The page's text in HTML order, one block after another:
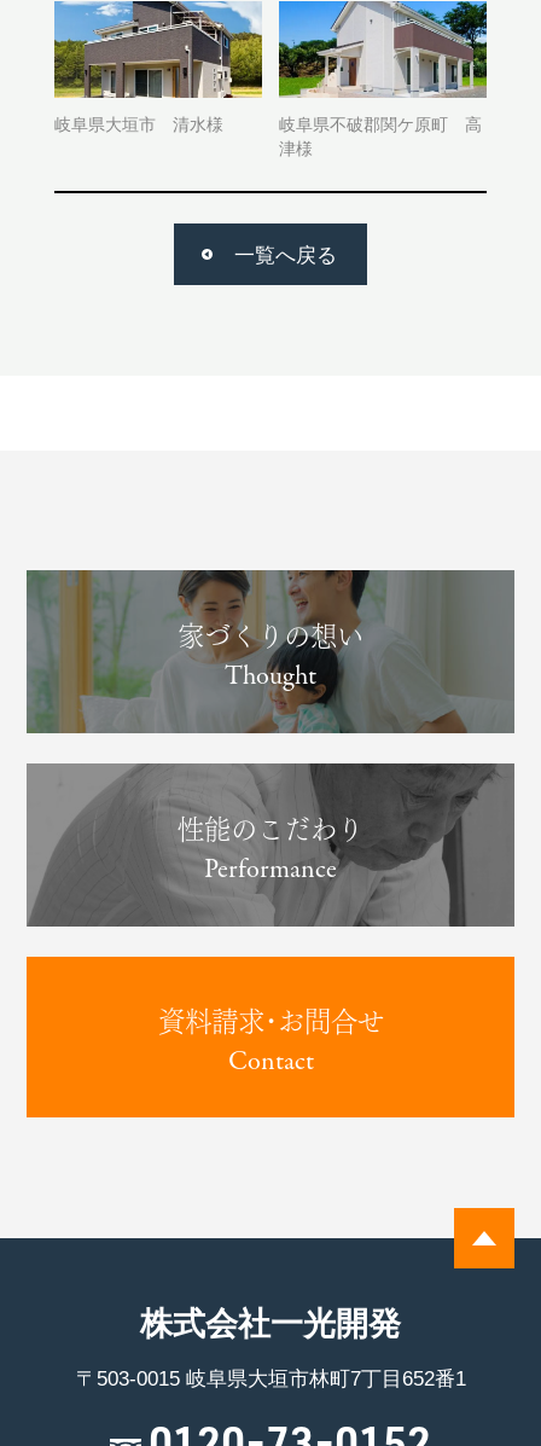
岐阜県大垣市 清水様
岐阜県不破郡関ケ原町 高
津様
一覧へ戻る
家づくりの想い
Thought
性能のこだわり
Performance
資料請求･お問合せ
Contact
株式会社一光開発
〒503-0015 岐阜県大垣市林町7丁目652番1